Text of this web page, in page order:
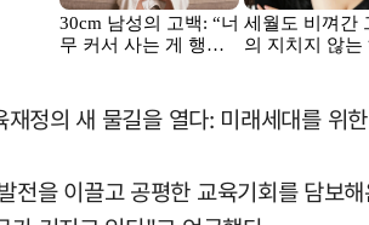
정의 새 물길을 열다: 미래세대를 위
을 이끌고 공평한 교육기회를 담